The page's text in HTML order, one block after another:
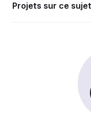
Projets sur ce sujet